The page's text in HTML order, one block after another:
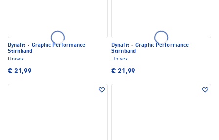
Dynafit · Graphic Performance
Stirnband
Unisex
€ 21,99
Dynafit · Graphic Performance
Stirnband
Unisex
€ 21,99